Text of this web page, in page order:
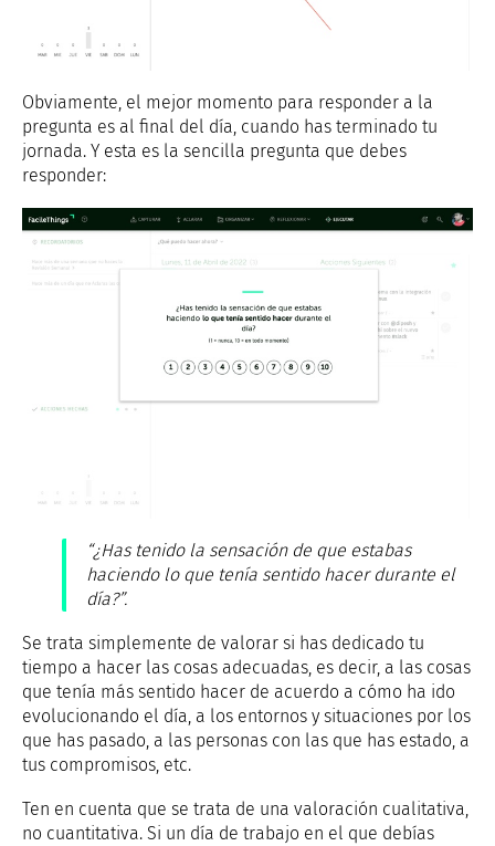
Obviamente, el mejor momento para responder a la
pregunta es al final del día, cuando has terminado tu
jornada. Y esta es la sencilla pregunta que debes
responder:
“¿Has tenido la sensación de que estabas
haciendo lo que tenía sentido hacer durante el
día?”.
Se trata simplemente de valorar si has dedicado tu
tiempo a hacer las cosas adecuadas, es decir, a las cosas
que tenía más sentido hacer de acuerdo a cómo ha ido
evolucionando el día, a los entornos y situaciones por los
que has pasado, a las personas con las que has estado, a
tus compromisos, etc.
Ten en cuenta que se trata de una valoración cualitativa,
no cuantitativa. Si un día de trabajo en el que debías